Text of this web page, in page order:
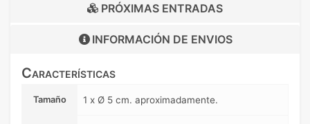
PRÓXIMAS ENTRADAS
INFORMACIÓN DE ENVIOS
Características
Tamaño 1 x Ø 5 cm. aproximadamente.